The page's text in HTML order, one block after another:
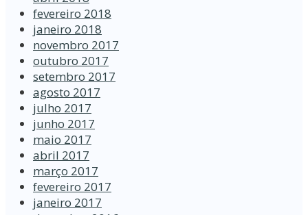
fevereiro 2018
janeiro 2018
novembro 2017
outubro 2017
setembro 2017
agosto 2017
julho 2017
junho 2017
maio 2017
abril 2017
março 2017
fevereiro 2017
janeiro 2017